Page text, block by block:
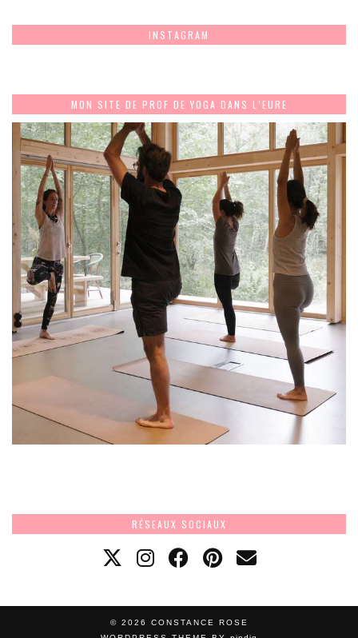
INSTAGRAM
MON SITE DE PROF DE YOGA DANS L’EURE
RÉSEAUX SOCIAUX
© 2026 CONSTANCE ROSE